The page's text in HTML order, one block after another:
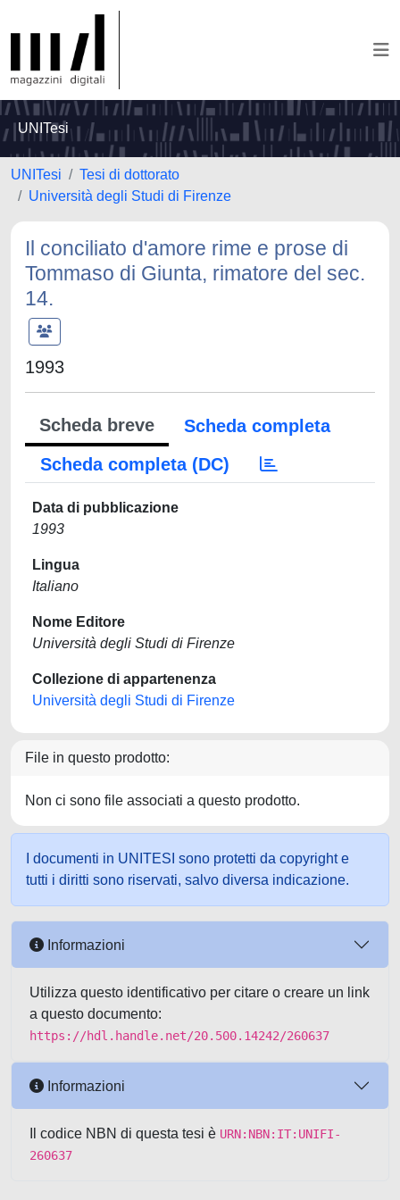
UNITesi
UNITesi
Tesi di dottorato
Università degli Studi di Firenze
Il conciliato d'amore rime e prose di
Tommaso di Giunta, rimatore del sec.
14.
1993
Scheda breve
Scheda completa
Scheda completa (DC)
Data di pubblicazione
1993
Lingua
Italiano
Nome Editore
Università degli Studi di Firenze
Collezione di appartenenza
Università degli Studi di Firenze
File in questo prodotto:
Non ci sono file associati a questo prodotto.
I documenti in UNITESI sono protetti da copyright e
tutti i diritti sono riservati, salvo diversa indicazione.
Informazioni
Utilizza questo identificativo per citare o creare un link
a questo documento:
https://hdl.handle.net/20.500.14242/260637
Informazioni
Il codice NBN di questa tesi è URN:NBN:IT:UNIFI-
260637